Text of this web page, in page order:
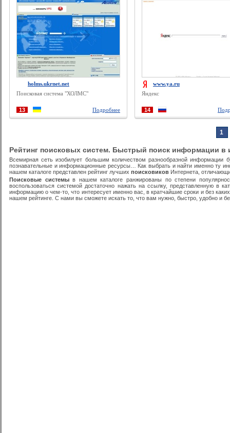
holms.ukrnet.net
Поисковая система "ХОЛМС"
13 Подробнее
www.ya.ru
Яндекс
14
1
Рейтинг поисковых систем. Быстрый поиск информации в
Всемирная сеть изобилует большим количеством разнообразной информации
познавательные и информационные ресурсы… Как выбрать и найти именно ту
нашем каталоге представлен рейтинг лучших поисковиков Интернета,
Поисковые системыв нашем каталоге ранжированы по степени
воспользоваться системой достаточно нажать на ссылку, представленную
информацию о чем-то, что интересует именно вас, в кратчайшие сроки и без
нашем рейтинге. С нами вы сможете искать то, что вам нужно, быстро, удобно и